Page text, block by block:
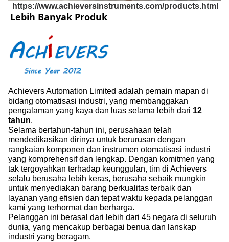
https://www.achieversinstruments.com/products.html
Lebih Banyak Produk
Achievers Automation Limited adalah pemain mapan di
bidang otomatisasi industri, yang membanggakan
pengalaman yang kaya dan luas selama lebih dari 12
tahun.
Selama bertahun-tahun ini, perusahaan telah
mendedikasikan dirinya untuk berurusan dengan
rangkaian komponen dan instrumen otomatisasi industri
yang komprehensif dan lengkap. Dengan komitmen yang
tak tergoyahkan terhadap keunggulan, tim di Achievers
selalu berusaha lebih keras, berusaha sebaik mungkin
untuk menyediakan barang berkualitas terbaik dan
layanan yang efisien dan tepat waktu kepada pelanggan
kami yang terhormat dan berharga.
Pelanggan ini berasal dari lebih dari 45 negara di seluruh
dunia, yang mencakup berbagai benua dan lanskap
industri yang beragam.